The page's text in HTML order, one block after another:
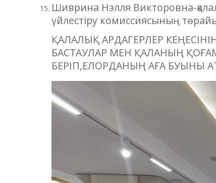
Шиврина Нэлля Викторовна-
үйлестіру комиссиясының
ҚАЛАЛЫҚ АРДАГЕРЛЕР
БАСТАУЛАР МЕН ҚАЛАНЫҢ
БЕРІП,ЕЛОРДАНЫҢ АҒА БУЫНЫ